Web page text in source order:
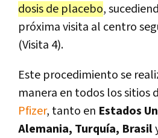
dosis de placebo,
próxima visita al centro
(Visita 4).
Este procedimiento se
manera en todos los sitios
Pfizer, tanto en Estados
Alemania, Turquía, Brasil